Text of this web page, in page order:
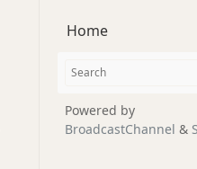
Home
Powered by
BroadcastChannel &